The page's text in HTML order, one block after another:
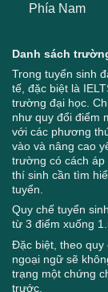
Phía Nam
Danh sách
Trong tuyển sinh
tế, đặc biệt là
trường đại học.
như quy đổi điểm
với các phương
vào và nâng cao
trường có cách áp
thí sinh cần tìm
tuyển.
Quy chế tuyển
từ 3 điểm xuống
Đặc biệt, theo quy
ngoại ngữ sẽ
trạng một chứng
trước.